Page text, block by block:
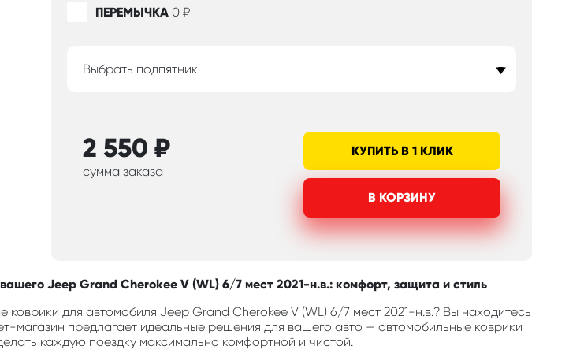
ПЕРЕМЫЧКА 0 ₽
Выбрать подпятник
2 550 ₽
сумма заказа
КУПИТЬ В 1 КЛИК
В КОРЗИНУ
Jeep Grand Cherokee V (WL) 6/7 мест 2021-н.в.: комфорт, защита и стиль
коврики для автомобиля Jeep Grand Cherokee V (WL) 6/7 мест 2021-н.в.? Вы находитесь
магазин предлагает идеальные решения для вашего авто — автомобильные коврики
каждую поездку максимально комфортной и чистой.